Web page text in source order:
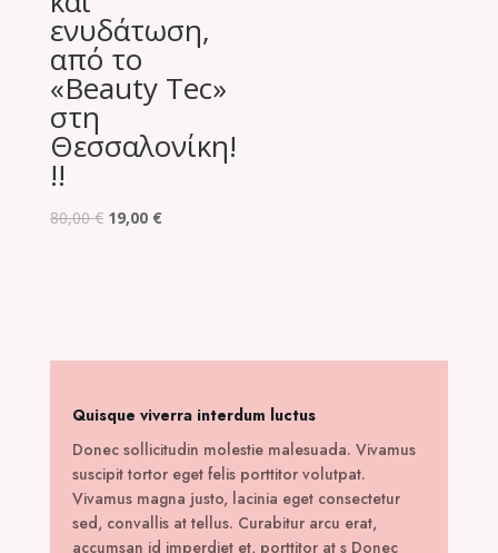
ενυδάτωση,
από το
«Beauty Tec»
στη
Θεσσαλονίκη!
!!
80,00€ Original
19,00 €Η
Quisque viverra interdum luctus
Donec sollicitudin molestie malesuada. Vivamus
suscipit tortor eget felis porttitor volutpat.
Vivamus magna justo, lacinia eget consectetur
sed, convallis at tellus. Curabitur arcu erat,
accumsan id imperdiet et, porttitor at s Donec